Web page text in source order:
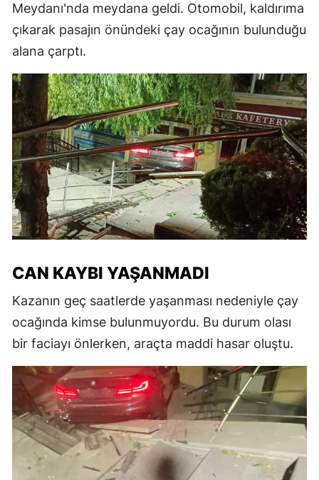
Meydanı'nda meydana geldi. Otomobil, kaldırıma
çıkarak pasajın önündeki çay ocağının bulunduğu
alana çarptı.
CAN KAYBI YAŞANMADI
Kazanın geç saatlerde yaşanması nedeniyle çay
ocağında kimse bulunmuyordu. Bu durum olası
bir faciayı önlerken, araçta maddi hasar oluştu.